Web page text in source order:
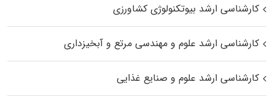
کارشناسی ارشد بیوتکنولوژی کشاورزی
کارشناسی ارشد علوم و مهندسی مرتع و آبخیزداری
کارشناسی ارشد علوم و صنایع غذایی